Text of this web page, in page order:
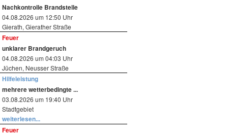
Nachkontrolle Brandstelle
04.08.2026 um 12:50 Uhr
Gierath, Gierather Straße
Feuer
unklarer Brandgeruch
04.08.2026 um 04:03 Uhr
Jüchen, Neusser Straße
Hilfeleistung
mehrere wetterbedingte ...
03.08.2026 um 19:40 Uhr
Stadtgebiet
weiterlesen...
Feuer